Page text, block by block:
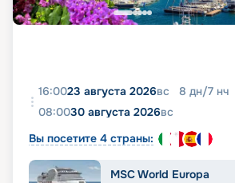
16:0023 августа 2026вс 8 дн/7 нч
08:0030 августа 2026вс
Вы посетите 4 страны:
MSC World Europa